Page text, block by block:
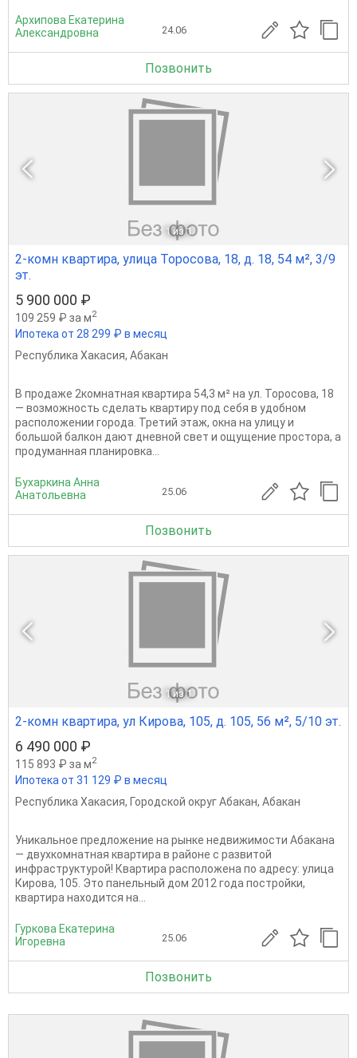
Архипова Екатерина
Александровна
24.06
Позвонить
1 из 1
2-комн квартира, улица Торосова, 18, д. 18, 54 м², 3/9
эт.
5 900 000 ₽
109 259 ₽ за м2
Ипотека от 28 299 ₽ в месяц
Республика Хакасия, Абакан
В продаже 2комнатная квартира 54,3 м² на ул. Торосова, 18
— возможность сделать квартиру под себя в удобном
расположении города. Третий этаж, окна на улицу и
большой балкон дают дневной свет и ощущение простора, а
продуманная планировка...
Бухаркина Анна
Анатольевна
25.06
Позвонить
1 из 1
2-комн квартира, ул Кирова, 105, д. 105, 56 м², 5/10 эт.
6 490 000 ₽
115 893 ₽ за м2
Ипотека от 31 129 ₽ в месяц
Республика Хакасия, Городской округ Абакан, Абакан
Уникальное предложение на рынке недвижимости Абакана
— двухкомнатная квартира в районе с развитой
инфраструктурой! Квартира расположена по адресу: улица
Кирова, 105. Это панельный дом 2012 года постройки,
квартира находится на...
Гуркова Екатерина
Игоревна
25.06
Позвонить